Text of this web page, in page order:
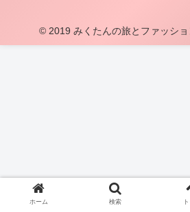
© 2019 みくたんの旅とファッシ
ホーム 検索